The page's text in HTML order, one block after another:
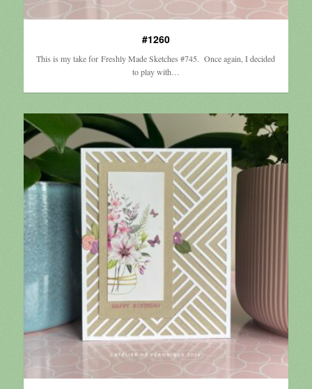
#1260
This is my take for Freshly Made Sketches #745. Once again, I decided
to play with…